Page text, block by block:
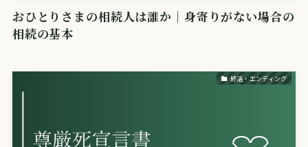
おひとりさまの相続人は誰か｜身寄りがない場合の
相続の基本
終活・エンディング